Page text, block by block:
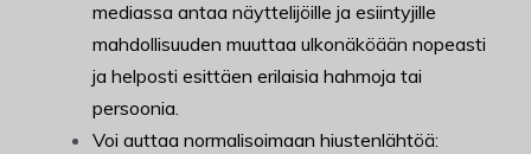
mediassa antaa näyttelijöille ja esiintyjille
mahdollisuuden muuttaa ulkonäköään nopeasti
ja helposti esittäen erilaisia hahmoja tai
persoonia.
Voi auttaa normalisoimaan hiustenlähtöä: